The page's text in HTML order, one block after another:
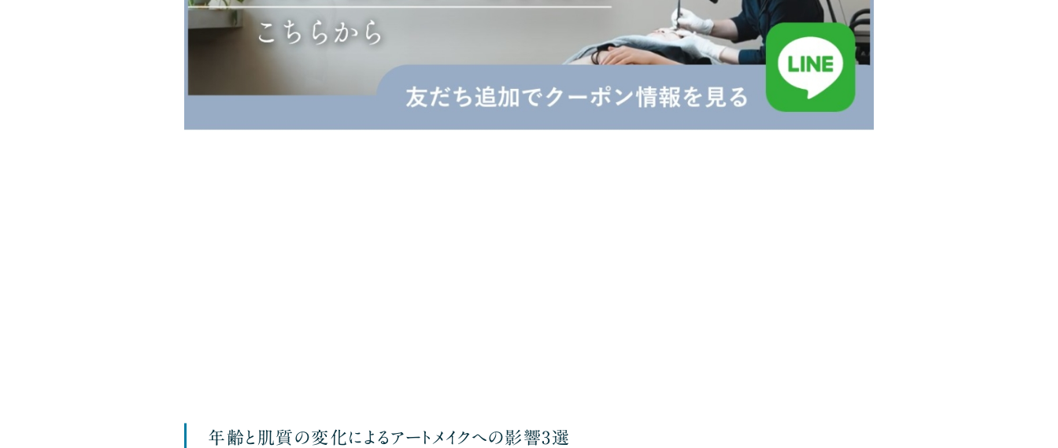
年齢と肌質の変化によるアートメイクへの影響3選